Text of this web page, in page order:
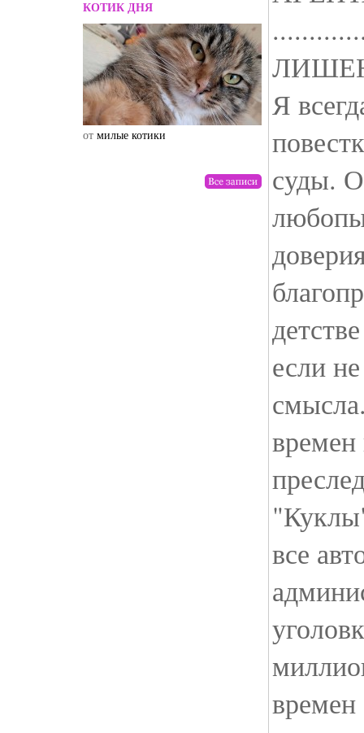
КОТИК ДНЯ
от милые котики
Я
суды.
если
времен
все